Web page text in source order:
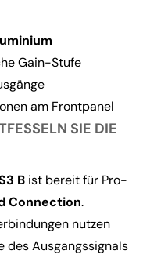
Gain-Stufe
am Frontpanel
SIE DIE
B ist bereit für Pro-
Connection.
nutzen
des Ausgangssignals